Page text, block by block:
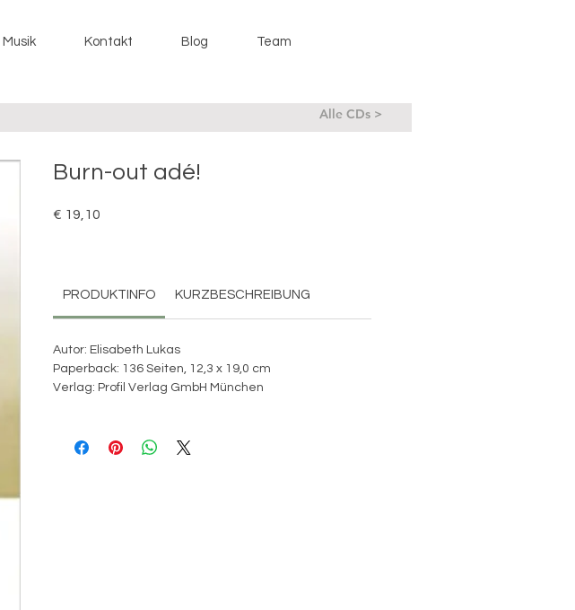
Musik Kontakt Blog Team
Alle CDs >
Burn-out adé!
€ 19,10
PRODUKTINFO KURZBESCHREIBUNG
Autor: Elisabeth Lukas
Paperback: 136 Seiten, 12,3 x 19,0 cm
Verlag: Profil Verlag GmbH München